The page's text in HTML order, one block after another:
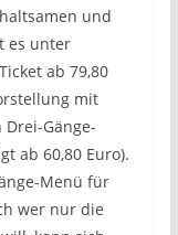
und
es unter
ab 79,80
mit
Gänge-
ab 60,80 Euro).
Menü für
wer nur die